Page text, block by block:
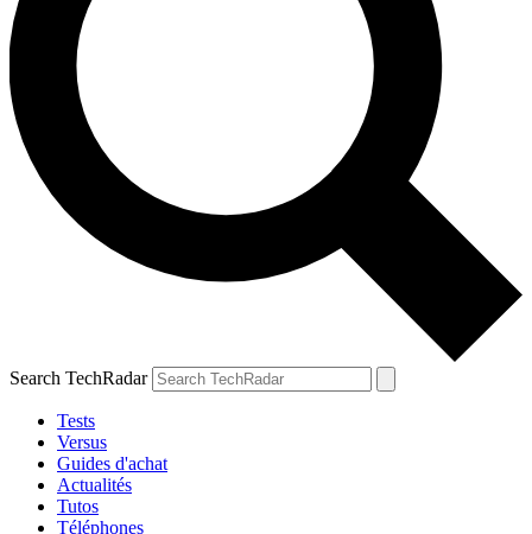
Search TechRadar
Tests
Versus
Guides d'achat
Actualités
Tutos
Téléphones